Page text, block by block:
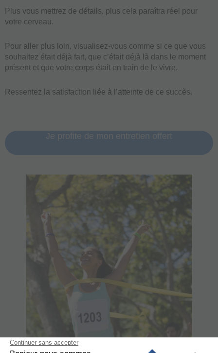
Plus vous mettrez de détails, plus cela paraîtra réel pour
votre cerveau.
Pour aller plus loin, visualisez-vous comme si ce que vous
souhaitez était déjà fait, que c’était déjà là dans le moment
présent et que votre corps était en train de le vivre.
Ressentez la satisfaction liée à l’atteinte de ce succès.
Je profite de mon entretien offert